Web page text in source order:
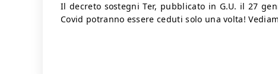
Il decreto sostegni Ter, pubblicato in G.U. il 27
Covid potranno essere ceduti solo una volta!